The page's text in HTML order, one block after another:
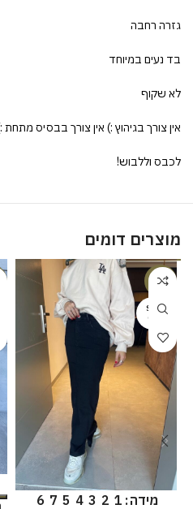
גזרה רחבה
בד נעים במיוחד
לא שקוף
אין צורך בגיהוץ :) אין צורך בבסיס מתחת
לכבס וללבוש!
מוצרים דומים
-38%
SOLD
OUT
מידה 1
2
3
4
5
7
6